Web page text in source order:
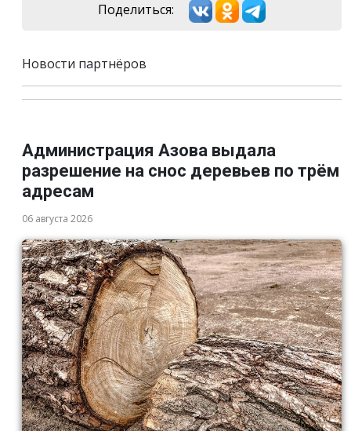
Поделиться:
Новости партнёров
Администрация Азова выдала
разрешение на снос деревьев по трём
адресам
06 августа 2026